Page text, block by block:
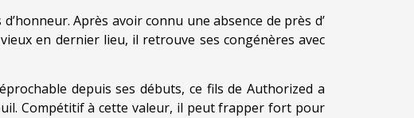
Après avoir connu une absence de près d’
en dernier lieu, il retrouve ses congénères avec
depuis ses débuts, ce fils de Authorized a
Compétitif à cette valeur, il peut frapper fort pour